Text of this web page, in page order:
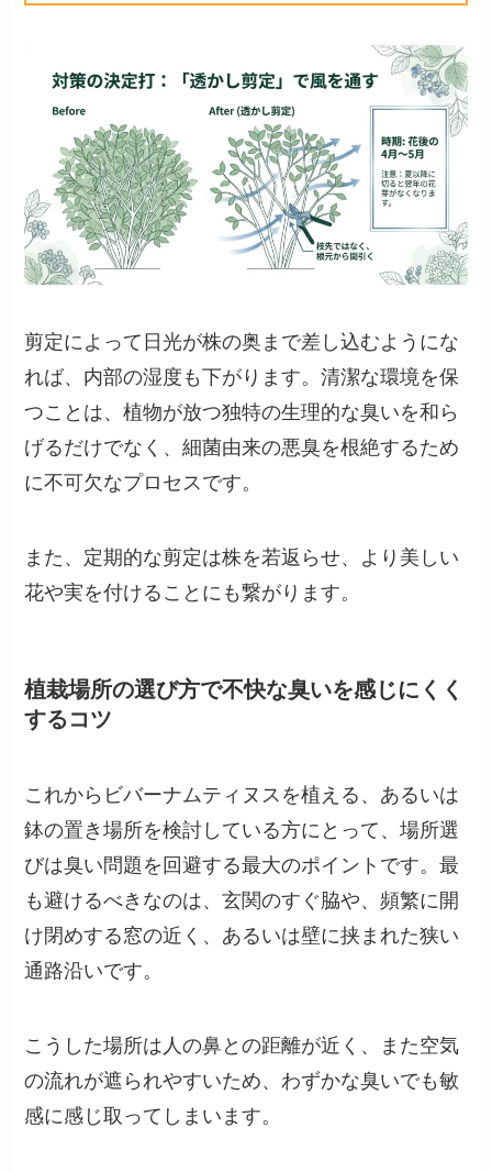
剪定によって日光が株の奥まで差し込むようにな
れば、内部の湿度も下がります。清潔な環境を保
つことは、植物が放つ独特の生理的な臭いを和ら
げるだけでなく、細菌由来の悪臭を根絶するため
に不可欠なプロセスです。
また、定期的な剪定は株を若返らせ、より美しい
花や実を付けることにも繋がります。
植栽場所の選び方で不快な臭いを感じにくく
するコツ
これからビバーナムティヌスを植える、あるいは
鉢の置き場所を検討している方にとって、場所選
びは臭い問題を回避する最大のポイントです。最
も避けるべきなのは、玄関のすぐ脇や、頻繁に開
け閉めする窓の近く、あるいは壁に挟まれた狭い
通路沿いです。
こうした場所は人の鼻との距離が近く、また空気
の流れが遮られやすいため、わずかな臭いでも敏
感に感じ取ってしまいます。